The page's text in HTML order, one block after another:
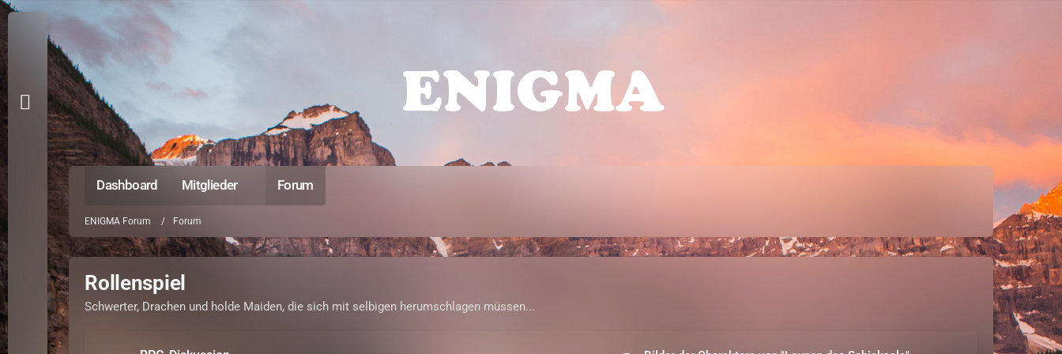
Dashboard Mitglieder Forum
ENIGMA Forum Forum
Rollenspiel
Schwerter, Drachen und holde Maiden, die sich mit selbigen herumschlagen müssen...